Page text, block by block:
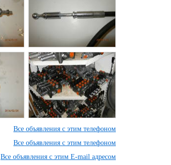
Все объявления с этим телефоном
Все объявления с этим телефоном
Все объявления с этим E-mail адресом